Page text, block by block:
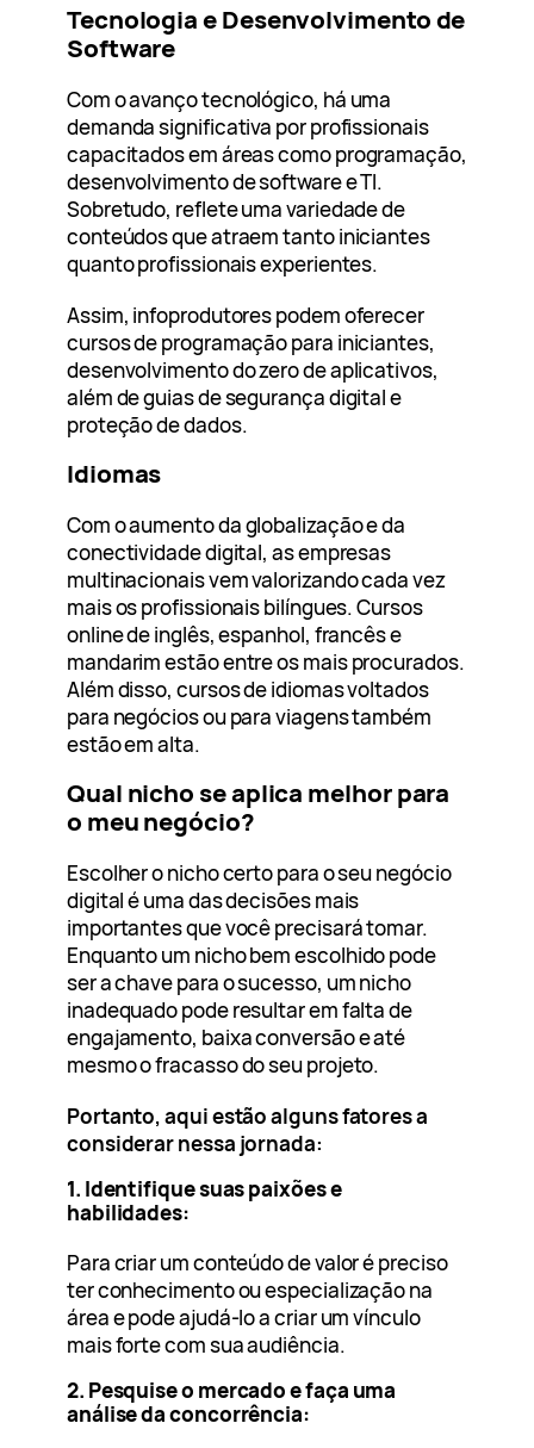
Tecnologia e Desenvolvimento de
Software
Com o avanço tecnológico, há uma
demanda significativa por profissionais
capacitados em áreas como programação,
desenvolvimento de software e TI.
Sobretudo, reflete uma variedade de
conteúdos que atraem tanto iniciantes
quanto profissionais experientes.
Assim, infoprodutores podem oferecer
cursos de programação para iniciantes,
desenvolvimento do zero de aplicativos,
além de guias de segurança digital e
proteção de dados.
Idiomas
Com o aumento da globalização e da
conectividade digital, as empresas
multinacionais vem valorizando cada vez
mais os profissionais bilíngues. Cursos
online de inglês, espanhol, francês e
mandarim estão entre os mais procurados.
Além disso, cursos de idiomas voltados
para negócios ou para viagens também
estão em alta.
Qual nicho se aplica melhor para
o meu negócio?
Escolher o nicho certo para o seu negócio
digital é uma das decisões mais
importantes que você precisará tomar.
Enquanto um nicho bem escolhido pode
ser a chave para o sucesso, um nicho
inadequado pode resultar em falta de
engajamento, baixa conversão e até
mesmo o fracasso do seu projeto.
Portanto, aqui estão alguns fatores a
considerar nessa jornada:
1. Identifique suas paixões e
habilidades:
Para criar um conteúdo de valor é preciso
ter conhecimento ou especialização na
área e pode ajudá-lo a criar um vínculo
mais forte com sua audiência.
2. Pesquise o mercado e faça uma
análise da concorrência: